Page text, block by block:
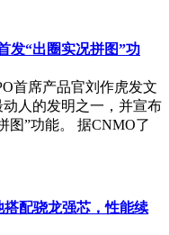
发“出圈实况拼图”功
首席产品官刘作虎发文
人的发明之一，并宣布
图”功能。 据CNMO了
配骁龙强芯，性能续